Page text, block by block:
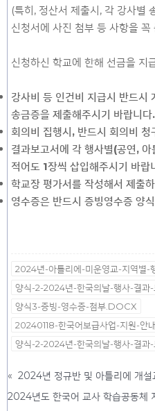
(특히, 정산서 제출시, 각 강사별
신청서에 사진 첨부 등 사항을 꼭
신청하신 학교에 한해 선금을 지
강사비 등 인건비 지급시 반드시
송금증을 제출해주시기 바랍니다.
회의비 집행시, 반드시 회의비
결과보고서에 각 행사별(공연,
적어도 1장씩 삽입해주시기 바랍
학교장 평가서를 작성해서 제출
영수증은 반드시 증빙영수증 양
2024년-아틀리에-미운영교-지역별-
양식-2-2024년-한국의날-행사-결과
양식3-증빙-영수증-첨부.DOCX
20240118-한국어보급사업-지원-안
양식-2-2024년-한국의날-행사-결과
«
2024년도 한국어 교사 학습공동체